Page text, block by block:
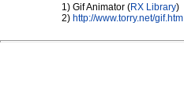
1) Gif Animator (RX Library)
2) http://www.torry.net/gif.htm